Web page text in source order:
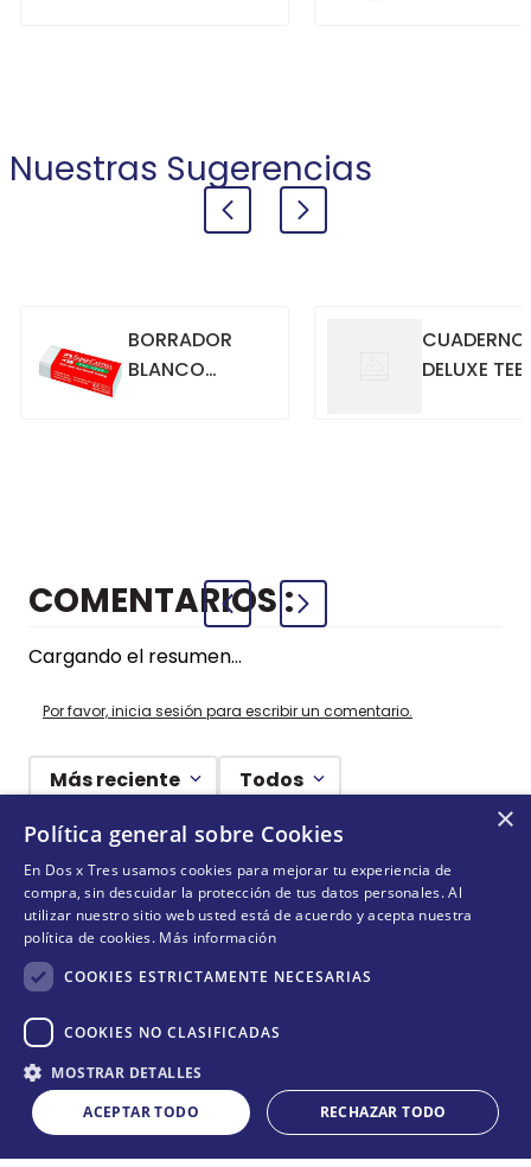
Cantidad
＋
－ COMPRAR
Nuestras Sugerencias
BORRADOR
BLANCO
DELUXE
COMENTARIOS
Cargando el resumen…
Por favor, inicia sesión para escribir un comentario.
Más reciente Todos
Cargando comentarios…
¡NO TE PIERDAS NADA!
Acepta términos y condiciones
×
Política general sobre Cookies
En Dos x Tres usamos cookies para mejorar tu experiencia de
compra, sin descuidar la protección de tus datos personales. Al
utilizar nuestro sitio web usted está de acuerdo y acepta nuestra
política de cookies. Más información
COOKIES ESTRICTAMENTE NECESARIAS
COOKIES NO CLASIFICADAS
MOSTRAR DETALLES
ACEPTAR TODO
RECHAZAR TODO